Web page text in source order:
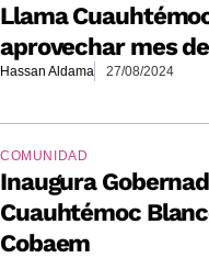
Llama
aprovechar mes
Hassan Aldama 27/08/2024
COMUNIDAD
Inaugura
Cuauhtémoc
Cobaem